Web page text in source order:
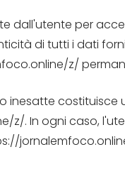
dall'utente per
di tutti i dati
z/
inesatte
z/. In ogni caso,